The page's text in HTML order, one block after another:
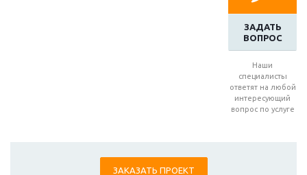
ЗАДАТЬ
ВОПРОС
Наши
специалисты
ответят на любой
интересующий
вопрос по услуге
ЗАКАЗАТЬ ПРОЕКТ